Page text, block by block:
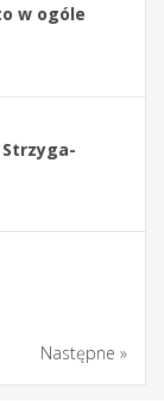
w ogóle
Następne »